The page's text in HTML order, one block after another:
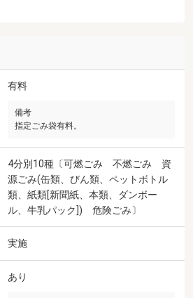
有料
備考
指定ごみ袋有料。
4分別10種〔可燃ごみ 不燃ごみ 資
源ごみ(缶類、びん類、ペットボトル
類、紙類[新聞紙、本類、ダンボー
ル、牛乳パック]) 危険ごみ〕
実施
あり